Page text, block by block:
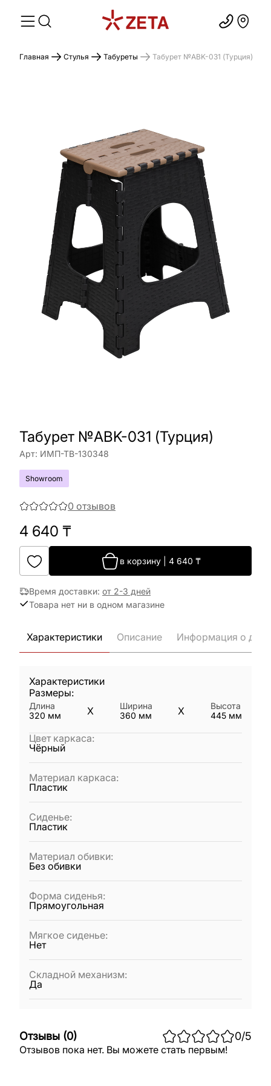
Главная Стулья Табуреты Табурет №ABK-031 (Турция)
Табурет №ABK-031 (Турция)
Арт: ИМП-ТВ-130348
Showroom
0 отзывов
4 640 ₸
в корзину| 4 640 ₸
Время доставки: от 2-3 дней
Товара нет ни в одном магазине
Характеристики Описание Информация о
Характеристики
Размеры:
Длина
320 мм X
Ширина
360 мм X
Высота
445 мм
Цвет каркаса:
Чёрный
Материал каркаса:
Пластик
Сиденье:
Пластик
Материал обивки:
Без обивки
Форма сиденья:
Прямоугольная
Мягкое сиденье:
Нет
Складной механизм:
Да
Отзывы (0) 0/5
Отзывов пока нет. Вы можете стать первым!